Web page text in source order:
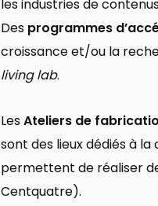
les industries de
Des programmes
croissance et/ou la
living lab.
LesAteliers de
sont des lieux dédiés à
permettent de réaliser
Centquatre).